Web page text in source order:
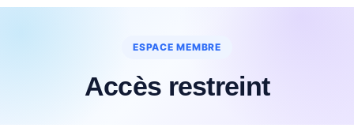
ESPACE MEMBRE
Accès restreint